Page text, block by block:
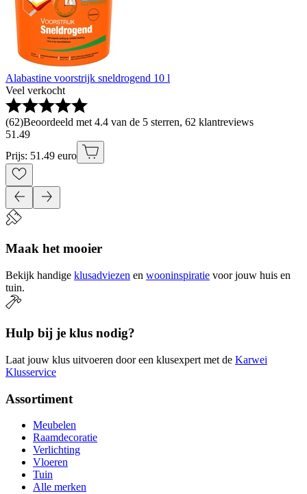
Alabastine voorstrijk sneldrogend 10 l
Veel verkocht
(62)Beoordeeld met 4.4 van de 5 sterren, 62 klantreviews
51 .49
Prijs: 51.49 euro
Maak het mooier
Bekijk handige klusadviezen en wooninspiratie voor jouw huis en
tuin.
Hulp bij je klus nodig?
Laat jouw klus uitvoeren door een klusexpert met de Karwei
Klusservice
Assortiment
Meubelen
Raamdecoratie
Verlichting
Vloeren
Tuin
Alle merken